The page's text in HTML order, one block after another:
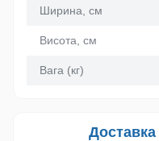
Ширина, см
Висота, см
Вага (кг)
Доставка